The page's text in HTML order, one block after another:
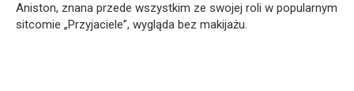
Aniston, znana przede wszystkim ze swojej roli w popularnym
sitcomie „Przyjaciele”, wygląda bez makijażu.